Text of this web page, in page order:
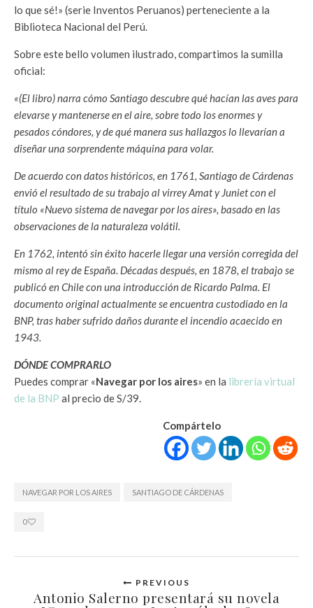
lo que sé!» (serie Inventos Peruanos) perteneciente a la
Biblioteca Nacional del Perú.
Sobre este bello volumen ilustrado, compartimos la sumilla
oficial:
«(El libro) narra cómo Santiago descubre qué hacían las aves para
elevarse y mantenerse en el aire, sobre todo los enormes y
pesados cóndores, y de qué manera sus hallazgos lo llevarían a
diseñar una sorprendente máquina para volar.
De acuerdo con datos históricos, en 1761, Santiago de Cárdenas
envió el resultado de su trabajo al virrey Amat y Juniet con el
título «Nuevo sistema de navegar por los aires», basado en las
observaciones de la naturaleza volátil.
En 1762, intentó sin éxito hacerle llegar una versión corregida del
mismo al rey de España. Décadas después, en 1878, el trabajo se
publicó en Chile con una introducción de Ricardo Palma. El
documento original actualmente se encuentra custodiado en la
BNP, tras haber sufrido daños durante el incendio acaecido en
1943.
DÓNDE COMPRARLO
Puedes comprar «Navegar por los aires» en la librería virtual
de la BNP al precio de S/39.
Compártelo
NAVEGAR POR LOS AIRES SANTIAGO DE CÁRDENAS
0
PREVIOUS
Antonio Salerno presentará su novela